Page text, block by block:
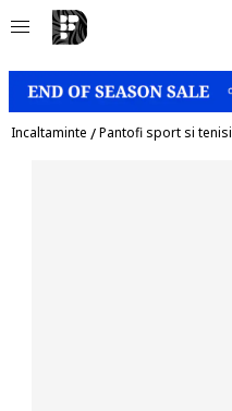
Incaltaminte /Pantofi sport si tenisi